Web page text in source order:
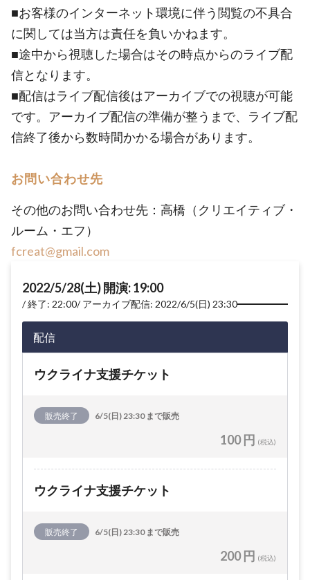
■お客様のインターネット環境に伴う閲覧の不具合
に関しては当方は責任を負いかねます。
■途中から視聴した場合はその時点からのライブ配
信となります。
■配信はライブ配信後はアーカイブでの視聴が可能
です。アーカイブ配信の準備が整うまで、ライブ配
信終了後から数時間かかる場合があります。
お問い合わせ先
その他のお問い合わせ先：高橋（クリエイティブ・
ルーム・エフ）
fcreat@gmail.com
2022/5/28(土) 開演: 19:00
終了: 22:00 アーカイブ配信: 2022/6/5(日) 23:30
配信
ウクライナ支援チケット
販売終了 6/5(日) 23:30 まで販売
100 円 (税込)
ウクライナ支援チケット
販売終了 6/5(日) 23:30 まで販売
200 円 (税込)